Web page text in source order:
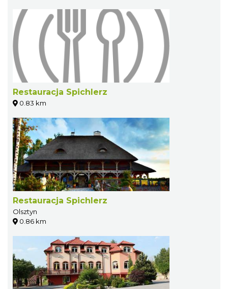
Restauracja Spichlerz
0.83 km
Restauracja Spichlerz
Olsztyn
0.86 km